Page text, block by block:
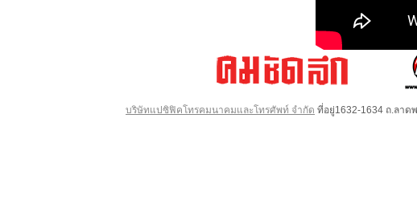
บริษัทแปซิฟิคโทรคมนาคมและโทรศัพท์ จำกัด ที่อยู่1632-1634 ถ.ลาด